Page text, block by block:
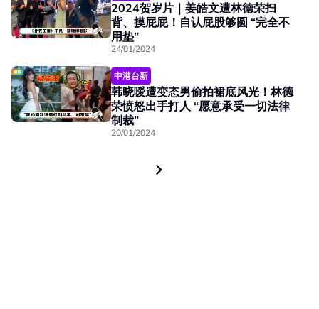
2024贺岁片｜姜皓文遭林德荣扫
背、摸屁屁！自认屁股够圆 “完全不
用垫”
24/01/2024
中港台新
韩晓嗳遭变态男偷拍裙底风光！林德
荣愤怒出手打人 “愿意承受一切法律
制裁”
20/01/2024